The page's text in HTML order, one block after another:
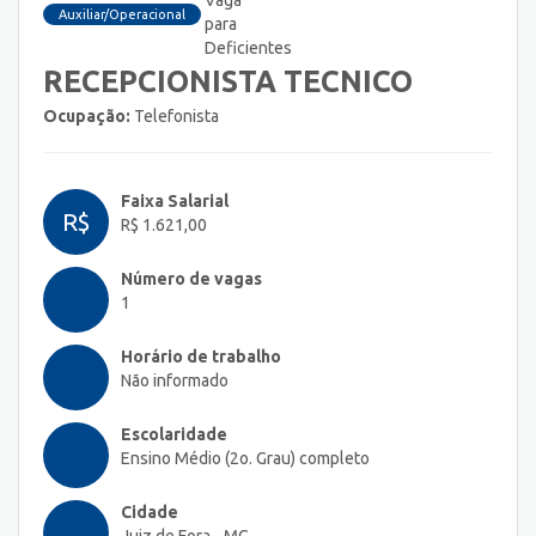
Auxiliar/Operacional
RECEPCIONISTA TECNICO
Ocupação: Telefonista
R$
Faixa Salarial
R$ 1.621,00
Número de vagas
1
Horário de trabalho
Não informado
Escolaridade
Ensino Médio (2o. Grau) completo
Cidade